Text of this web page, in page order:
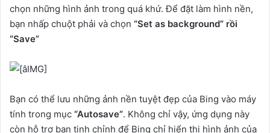
chọn những hình ảnh trong quá khứ. Để đặt làm hình nền,
bạn nhấp chuột phải và chọn “Set as background” rồi
“Save”
Bạn có thể lưu những ảnh nền tuyệt đẹp của Bing vào máy
tính trong mục “Autosave”. Không chỉ vậy, ứng dụng này
còn hỗ trợ bạn tinh chỉnh để Bing chỉ hiển thị hình ảnh của